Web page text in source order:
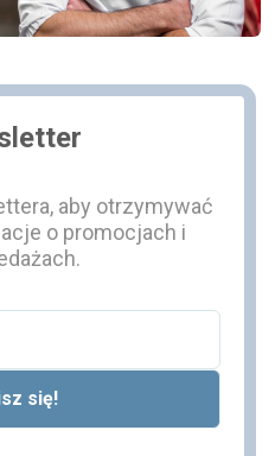
aby otrzymywać
o promocjach i